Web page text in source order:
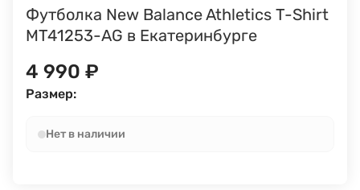
Футболка New Balance Athletics T-Shirt
MT41253-AG в Екатеринбурге
4 990 ₽
Размер:
Нет в наличии